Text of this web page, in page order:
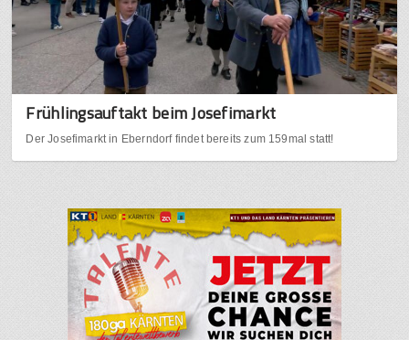
Frühlingsauftakt beim Josefimarkt
Der Josefimarkt in Eberndorf findet bereits zum 159mal statt!